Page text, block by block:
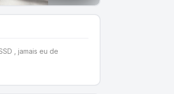
, jamais eu de